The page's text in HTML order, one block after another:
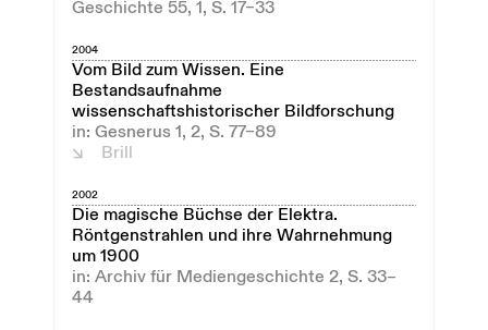
Geschichte 55, 1, S. 17–33
2004
Vom Bild zum Wissen. Eine
Bestandsaufnahme
wissenschaftshistorischer Bildforschung
in: Gesnerus 1, 2, S. 77–89
Brill
2002
Die magische Büchse der Elektra.
Röntgenstrahlen und ihre Wahrnehmung
um 1900
in: Archiv für Mediengeschichte 2, S. 33–
44